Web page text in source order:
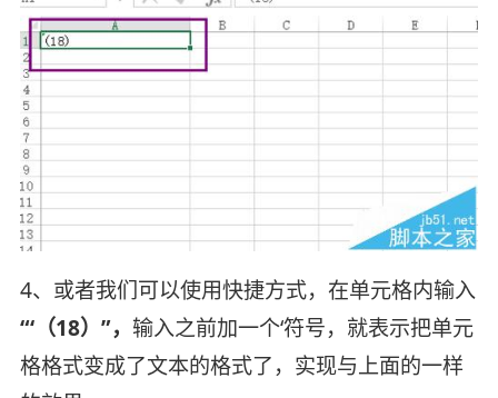
4、或者我们可以使用快捷方式，在单元格内输入
“‘（18）”， 输入之前加一个‘符号，就表示把单元
格格式变成了文本的格式了，实现与上面的一样